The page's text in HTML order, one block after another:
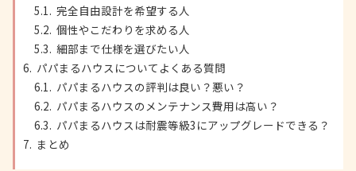
完全自由設計を希望する人
個性やこだわりを求める人
細部まで仕様を選びたい人
パパまるハウスについてよくある質問
パパまるハウスの評判は良い？悪い？
パパまるハウスのメンテナンス費用は高い？
パパまるハウスは耐震等級3にアップグレードできる？
まとめ